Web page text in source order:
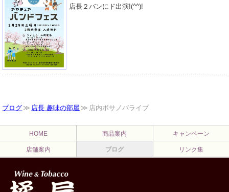
店長２バンにド出演!(^^)!
ブログ 店長 趣味の部屋 店内ボサノバライブ
HOME 商品案内 キャンペーン
店舗案内 ブログ リンク集